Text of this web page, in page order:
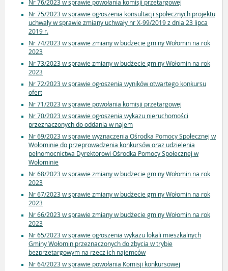
Nr 76/2023 w sprawie powołania komisji przetargowej
Nr 75/2023 w sprawie ogłoszenia konsultacji społecznych projektu
uchwały w sprawie zmiany uchwały nr X-99/2019 z dnia 23 lipca
2019 r.
Nr 74/2023 w sprawie zmiany w budżecie gminy Wołomin na rok
2023
Nr 73/2023 w sprawie zmiany w budżecie gminy Wołomin na rok
2023
Nr 72/2023 w sprawie ogłoszenia wyników otwartego konkursu
ofert
Nr 71/2023 w sprawie powołania komisji przetargowej
Nr 70/2023 w sprawie ogłoszenia wykazu nieruchomości
przeznaczonych do oddania w najem
Nr 69/2023 w sprawie wyznaczenia Ośrodka Pomocy Społecznej w
Wołominie do przeprowadzenia konkursów oraz udzielenia
pełnomocnictwa Dyrektorowi Ośrodka Pomocy Społecznej w
Wołominie
Nr 68/2023 w sprawie zmiany w budżecie gminy Wołomin na rok
2023
Nr 67/2023 w sprawie zmiany w budżecie gminy Wołomin na rok
2023
Nr 66/2023 w sprawie zmiany w budżecie gminy Wołomin na rok
2023
Nr 65/2023 w sprawie ogłoszenia wykazu lokali mieszkalnych
Gminy Wołomin przeznaczonych do zbycia w trybie
bezprzetargowym na rzecz ich najemców
Nr 64/2023 w sprawie powołania Komisji konkursowej